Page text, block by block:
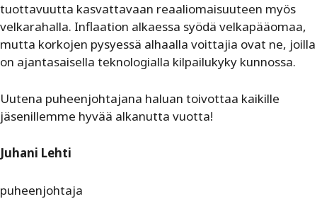
tuottavuutta kasvattavaan reaaliomaisuuteen myös
velkarahalla. Inflaation alkaessa syödä velkapääomaa,
mutta korkojen pysyessä alhaalla voittajia ovat ne, joilla
on ajantasaisella teknologialla kilpailukyky kunnossa.
Uutena puheenjohtajana haluan toivottaa kaikille
jäsenillemme hyvää alkanutta vuotta!
Juhani Lehti
puheenjohtaja